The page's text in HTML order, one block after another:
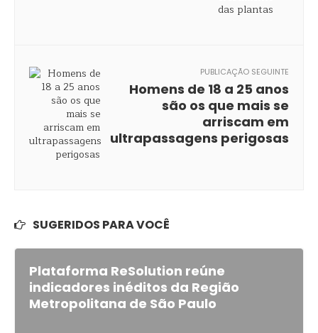
PUBLICAÇÃO SEGUINTE
Homens de 18 a 25 anos
são os que mais se
arriscam em
ultrapassagens perigosas
SUGERIDOS PARA VOCÊ
Plataforma ReSolution reúne
indicadores inéditos da Região
Metropolitana de São Paulo